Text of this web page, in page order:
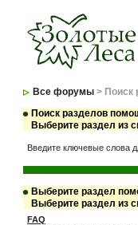
Все форумы > Поиск
Поиск разделов
Выберите раздел из
Введите ключевые слова
Выберите раздел
Выберите раздел из
FAQ